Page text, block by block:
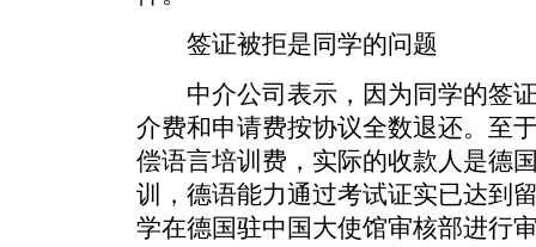
签证被拒是同学的问题
中介公司表示，因为同学的签证
介费和申请费按协议全数退还。至
偿语言培训费，实际的收款人是德
训，德语能力通过考试证实已达到
学在德国驻中国大使馆审核部进行